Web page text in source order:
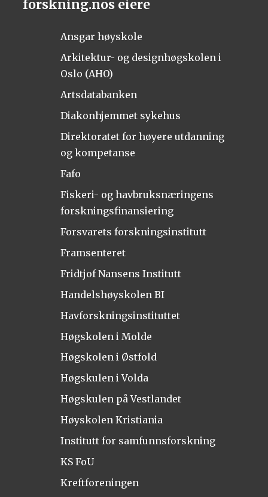
forskning.nos eiere
Ansgar høyskole
Arkitektur- og designhøgskolen i
Oslo (AHO)
Artsdatabanken
Diakonhjemmet sykehus
Direktoratet for høyere utdanning
og kompetanse
Fafo
Fiskeri- og havbruksnæringens
forskningsfinansiering
Forsvarets forskningsinstitutt
Framsenteret
Fridtjof Nansens Institutt
Handelshøyskolen BI
Havforskningsinstituttet
Høgskolen i Molde
Høgskolen i Østfold
Høgskulen i Volda
Høgskulen på Vestlandet
Høyskolen Kristiania
Institutt for samfunnsforskning
KS FoU
Kreftforeningen